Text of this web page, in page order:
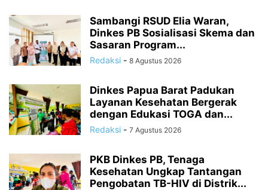
Sambangi RSUD Elia Waran,
Dinkes PB Sosialisasi Skema dan
Sasaran Program...
Redaksi - 8 Agustus 2026
Dinkes Papua Barat Padukan
Layanan Kesehatan Bergerak
dengan Edukasi TOGA dan...
Redaksi - 7 Agustus 2026
PKB Dinkes PB, Tenaga
Kesehatan Ungkap Tantangan
Pengobatan TB-HIV di Distrik...